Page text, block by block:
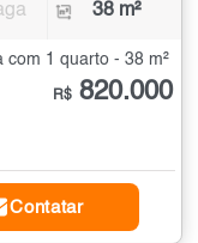
38 m²
com 1 quarto - 38 m²
R$ 820.000
Contatar